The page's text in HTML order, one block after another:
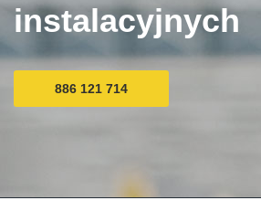
instalacyjnych
886 121 714